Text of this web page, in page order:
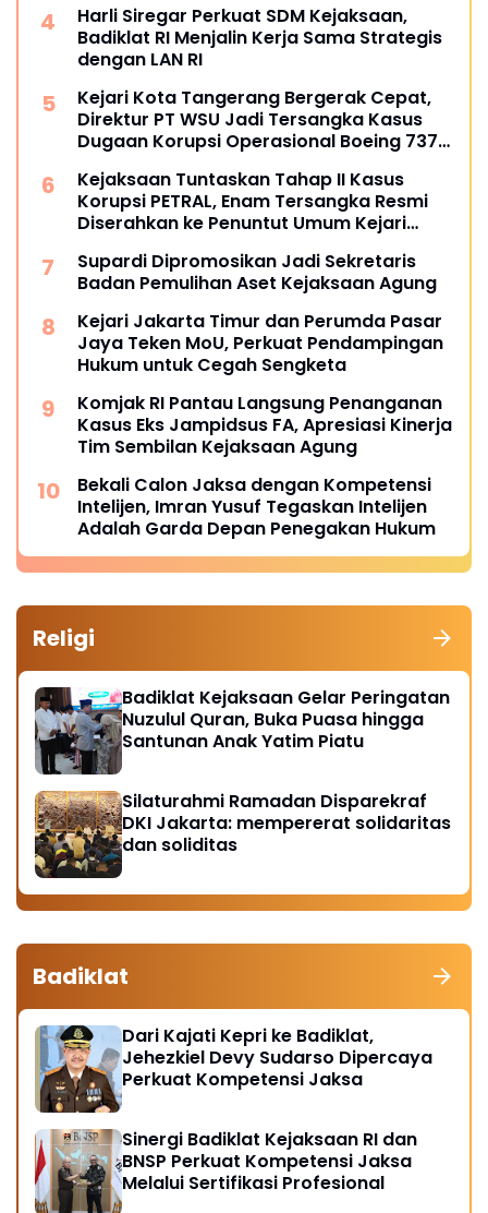
Harli Siregar Perkuat SDM Kejaksaan,
Badiklat RI Menjalin Kerja Sama Strategis
dengan LAN RI
Kejari Kota Tangerang Bergerak Cepat,
Direktur PT WSU Jadi Tersangka Kasus
Dugaan Korupsi Operasional Boeing 737-
Kejaksaan Tuntaskan Tahap II Kasus
Korupsi PETRAL, Enam Tersangka Resmi
Diserahkan ke Penuntut Umum Kejari
Supardi Dipromosikan Jadi Sekretaris
Badan Pemulihan Aset Kejaksaan Agung
Kejari Jakarta Timur dan Perumda Pasar
Jaya Teken MoU, Perkuat Pendampingan
Hukum untuk Cegah Sengketa
Komjak RI Pantau Langsung Penanganan
Kasus Eks Jampidsus FA, Apresiasi Kinerja
Tim Sembilan Kejaksaan Agung
Bekali Calon Jaksa dengan Kompetensi
Intelijen, Imran Yusuf Tegaskan Intelijen
Adalah Garda Depan Penegakan Hukum
Religi
Badiklat Kejaksaan Gelar Peringatan
Nuzulul Quran, Buka Puasa hingga
Santunan Anak Yatim Piatu
Silaturahmi Ramadan Disparekraf
DKI Jakarta: mempererat solidaritas
dan soliditas
Badiklat
Dari Kajati Kepri ke Badiklat,
Jehezkiel Devy Sudarso Dipercaya
Perkuat Kompetensi Jaksa
Sinergi Badiklat Kejaksaan RI dan
BNSP Perkuat Kompetensi Jaksa
Melalui Sertifikasi Profesional